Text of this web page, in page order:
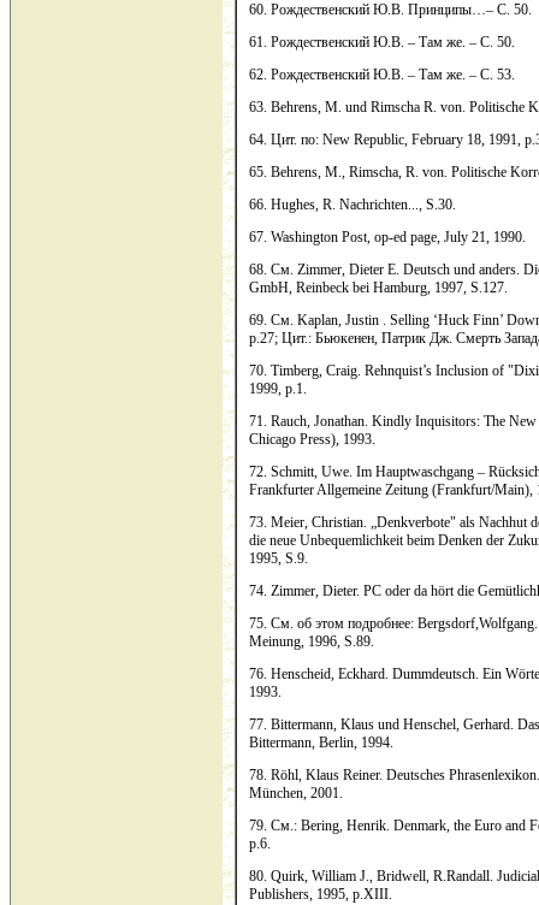
60. Рождественский Ю.В. Принципы…– С. 50.
61. Рождественский Ю.В. – Там же. – С. 50.
62. Рождественский Ю.В. – Там же. – С. 53.
63. Behrens, M. und Rimscha R. von. Politische
64. Цит. по: New Republic, February 18, 1991,
65. Behrens, M., Rimscha, R. von. Politische
66. Hughes, R. Nachrichten..., S.30.
67. Washington Post, op-ed page, July 21, 1990.
68. См. Zimmer, Dieter E. Deutsch und anders.
GmbH, Reinbeck bei Hamburg, 1997, S.127.
69. См. Kaplan, Justin . Selling ‘Huck Finn’
p.27; Цит.: Бьюкенен, Патрик Дж. Смерть
70. Timberg, Craig. Rehnquist’s Inclusion of
1999, p.1.
71. Rauch, Jonathan. Kindly Inquisitors: The
Chicago Press), 1993.
72. Schmitt, Uwe. Im Hauptwaschgang –
Frankfurter Allgemeine Zeitung (Frankfurt/Main),
73. Meier, Christian. „Denkverbote" als Nachhut
die neue Unbequemlichkeit beim Denken der
1995, S.9.
74. Zimmer, Dieter. PC oder da hört die
75. См. об этом подробнее:
Meinung, 1996, S.89.
76. Henscheid, Eckhard. Dummdeutsch. Ein
1993.
77. Bittermann, Klaus und Henschel, Gerhard.
Bittermann, Berlin, 1994.
78. Röhl, Klaus Reiner. Deutsches
München, 2001.
79. См.: Bering, Henrik. Denmark, the Euro and
p.6.
80. Quirk, William J., Bridwell, R.Randall.
Publishers, 1995, p.XIII.